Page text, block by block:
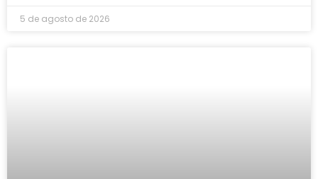
5 de agosto de 2026